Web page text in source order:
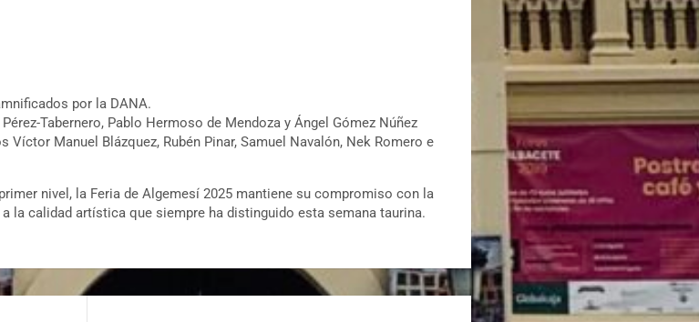
por la DANA.
Tabernero, Pablo Hermoso de Mendoza y Ángel Gómez Núñez
Manuel Blázquez, Rubén Pinar, Samuel Navalón, Nek Romero e
nivel, la Feria de Algemesí 2025 mantiene su compromiso con la
la calidad artística que siempre ha distinguido esta semana taurina.